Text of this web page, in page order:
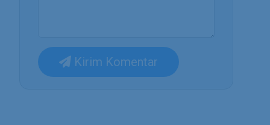
Kirim Komentar